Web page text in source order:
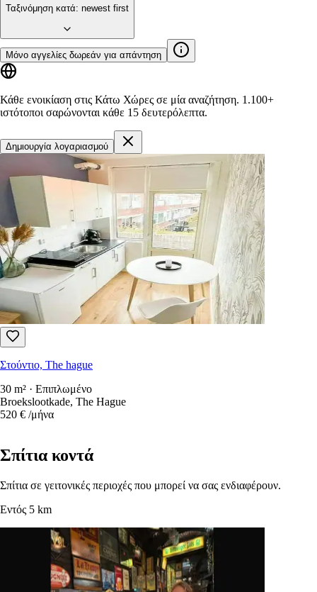
Ταξινόμηση κατά: newest first
Μόνο αγγελίες δωρεάν για απάντηση
Κάθε ενοικίαση στις Κάτω Χώρες σε μία αναζήτηση. 1.100+
ιστότοποι σαρώνονται κάθε 15 δευτερόλεπτα.
Δημιουργία λογαριασμού
Στούντιο, The hague
30 m² · Επιπλωμένο
Broekslootkade, The Hague
520 € /μήνα
Σπίτια κοντά
Σπίτια σε γειτονικές περιοχές που μπορεί να σας ενδιαφέρουν.
Εντός 5 km